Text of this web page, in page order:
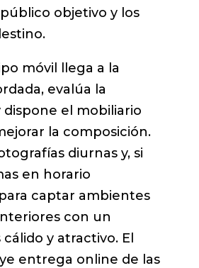
objetivo y los
móvil llega a la
evalúa la
el mobiliario
la composición.
diurnas y, si
en horario
captar ambientes
con un
y atractivo. El
entrega online de las